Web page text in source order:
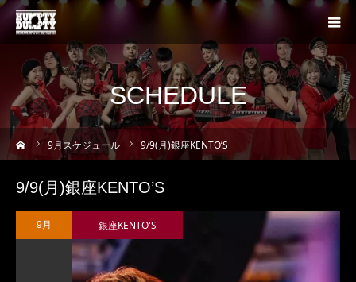
SCHEDULE
ム 9月スケジュール 9/9(月)銀座KENTO’S
9/9(月)銀座KENTO’S
9月 銀座KENTO'S